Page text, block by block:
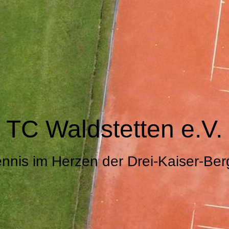
TC Waldstetten e.V.
im Herzen der Drei-Kaiser-